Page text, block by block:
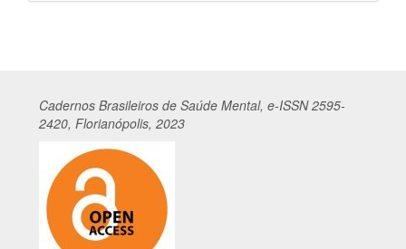
Cadernos Brasileiros de Saúde Mental, e-ISSN 2595-
2420, Florianópolis, 2023